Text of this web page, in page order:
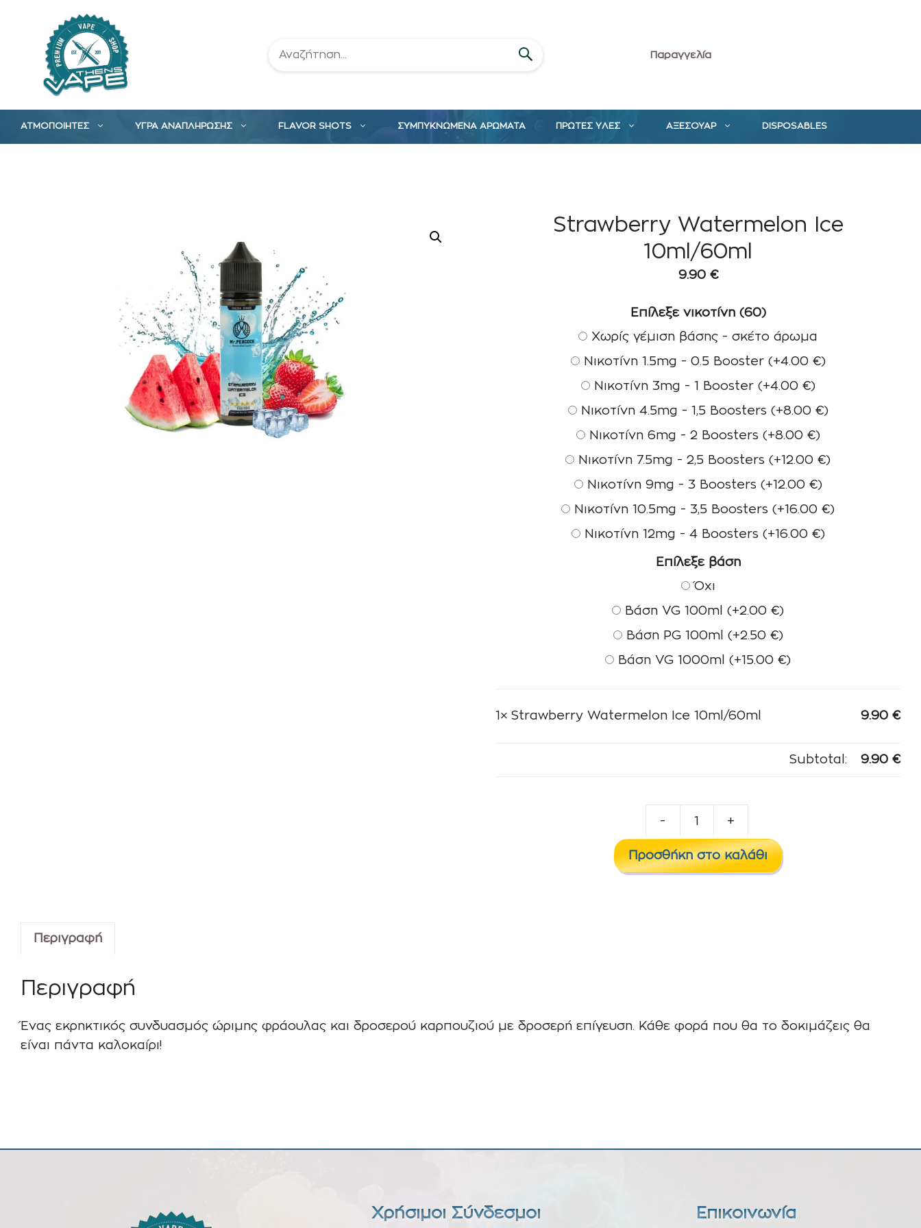
περιεχόμενο
Παραγγελία
ΑΤΜΟΠΟΙΗΤΕΣ ΥΓΡΑ ΑΝΑΠΛΗΡΩΣΗΣ FLAVOR SHOTS ΣΥΜΠΥΚΝΩΜΕΝΑ ΑΡΩΜΑΤΑ ΠΡΩΤΕΣ ΥΛΕΣ ΑΞΕΣΟΥΑΡ DISPOSABLES
Strawberry Watermelon Ice
10ml/60ml
9.90 €
Επίλεξε νικοτίνη (60)
Χωρίς γέμιση βάσης - σκέτο άρωμα
Νικοτίνη 1.5mg - 0.5 Booster (+4.00 €)
Νικοτίνη 3mg - 1 Booster (+4.00 €)
Νικοτίνη 4.5mg - 1,5 Boosters (+8.00 €)
Νικοτίνη 6mg - 2 Boosters (+8.00 €)
Νικοτίνη 7.5mg - 2,5 Boosters(+12.00€)
Νικοτίνη 9mg - 3 Boosters (+12.00 €)
Νικοτίνη 10.5mg - 3,5 Boosters(+16.00€)
Νικοτίνη 12mg - 4 Boosters (+16.00 €)
Επίλεξε βάση
Όχι
Βάση VG 100ml(+2.00€)
Βάση PG 100ml (+2.50 €)
Βάση VG 1000ml(+15.00€)
1× Strawberry Watermelon Ice 10ml/60ml 9.90 €
Subtotal: 9.90 €
-
Watermelon
Ice
+
Προσθήκη στο καλάθι
Περιγραφή
Περιγραφή
Ένας εκρηκτικός συνδυασμός ώριμης φράουλας και δροσερού καρπουζιού με δροσερή επίγευση. Κάθε φορά που θα το δοκιμάζεις θα
είναι πάντα καλοκαίρι!
Χρήσιμοι Σύνδεσμοι Επικοινωνία